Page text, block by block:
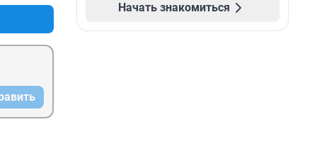
и
и
(
дело
Начать знакомиться